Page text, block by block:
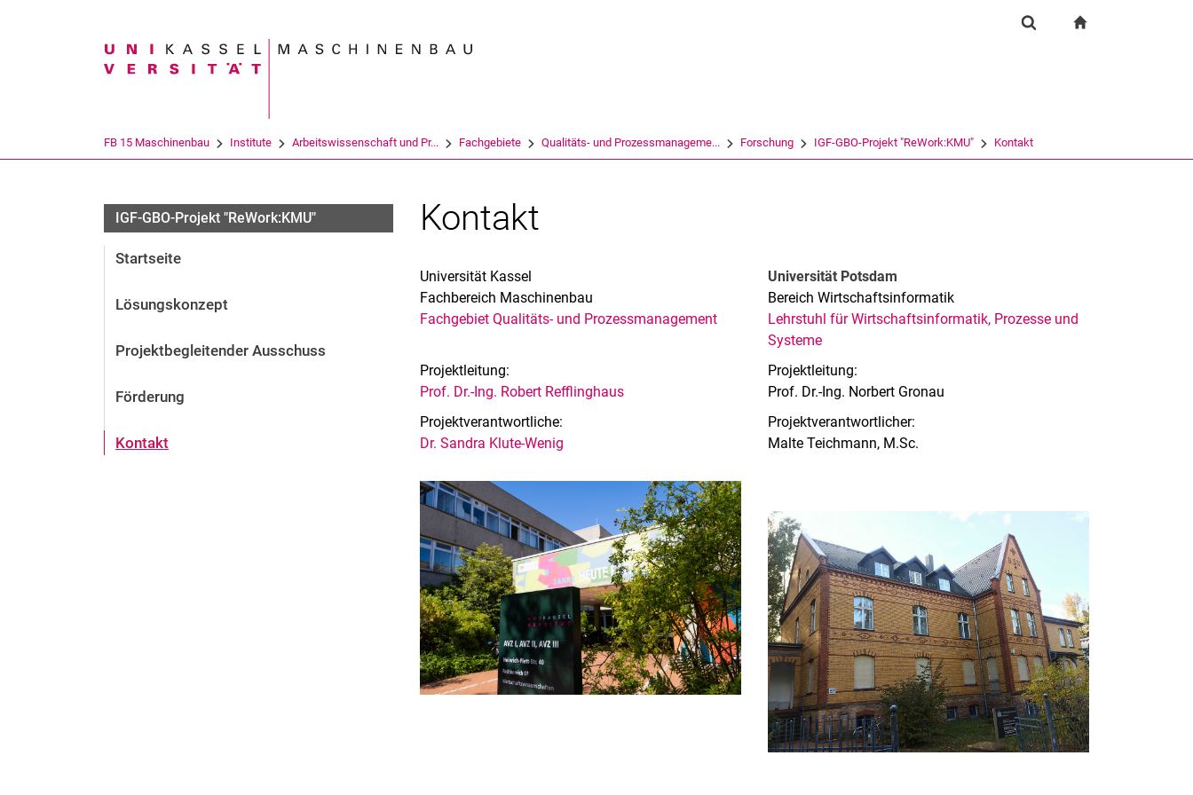
Suchbegriff
FB 15 Maschinenbau Institute Ar­beits­wis­sen­schaft und Pr... Fachgebiete Qualitäts- und Prozessmanageme... Forschung IGF-GBO-Projekt "ReWork:KMU" Kontakt
IGF-GBO-Projekt "ReWork:KMU"
Startseite
Lösungskonzept
Projektbegleitender Ausschuss
Förderung
Kontakt
Kontakt
Universität Kassel
Fachbereich Maschinenbau
Fachgebiet Qualitäts- und Prozessmanagement
Projektleitung:
Prof. Dr.-Ing. Robert Refflinghaus
Projektverantwortliche:
Dr. Sandra Klute-Wenig
Universität Potsdam
Bereich Wirtschaftsinformatik
Lehrstuhl für Wirtschaftsinformatik, Prozesse und
Systeme
Projektleitung:
Prof. Dr.-Ing. Norbert Gronau
Projektverantwortlicher:
Malte Teichmann, M.Sc.